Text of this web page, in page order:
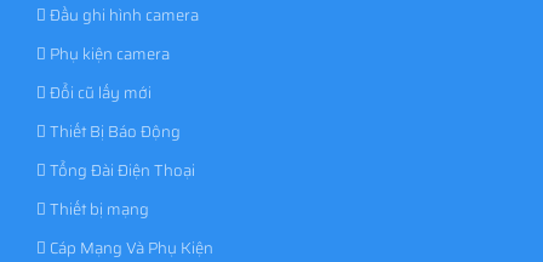
Đầu ghi hình camera
Phụ kiện camera
Đổi cũ lấy mới
Thiết Bị Báo Động
Tổng Đài Điện Thoại
Thiết bị mạng
Cáp Mạng Và Phụ Kiện